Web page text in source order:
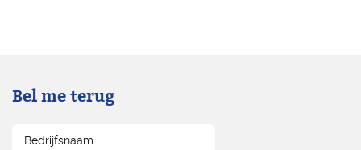
Bel me terug